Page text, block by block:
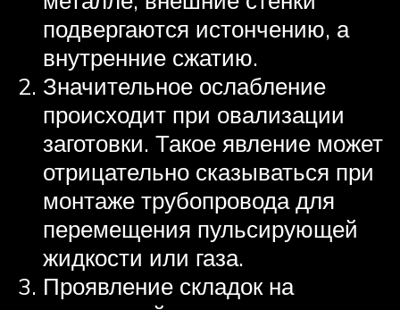
подвергаются истончению, а
внутренние сжатию.
Значительное ослабление
происходит при овализации
заготовки. Такое явление может
отрицательно сказываться при
монтаже трубопровода для
перемещения пульсирующей
жидкости или газа.
Проявление складок на